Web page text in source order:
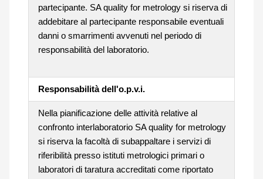
partecipante. SA quality for metrology si riserva di
addebitare al partecipante responsabile eventuali
danni o smarrimenti avvenuti nel periodo di
responsabilità del laboratorio.
Responsabilità dell'o.p.v.i.
Nella pianificazione delle attività relative al
confronto interlaboratorio SA quality for metrology
si riserva la facoltà di subappaltare i servizi di
riferibilità presso istituti metrologici primari o
laboratori di taratura accreditati come riportato